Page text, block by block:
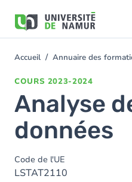
contenu
You
Accueil Annuaire des
COURS 2023-2024
Analyse
données
Code de l'UE
LSTAT2110